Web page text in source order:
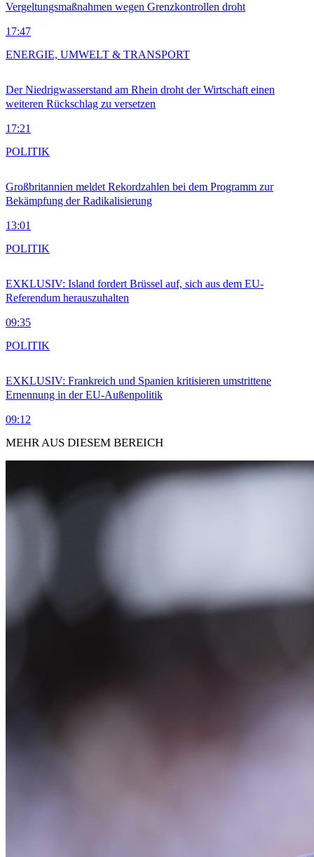
Vergeltungsmaßnahmen wegen Grenzkontrollen droht
17:47
Der Niedrigwasserstand am Rhein droht der Wirtschaft einen
weiteren Rückschlag zu versetzen
17:21
ENERGIE, UMWELT & TRANSPORT
Großbritannien meldet Rekordzahlen bei dem Programm zur
Bekämpfung der Radikalisierung
13:01
POLITIK
EXKLUSIV: Island fordert Brüssel auf, sich aus dem EU-
Referendum herauszuhalten
09:35
POLITIK
EXKLUSIV: Frankreich und Spanien kritisieren umstrittene
Ernennung in der EU-Außenpolitik
09:12
POLITIK
MEHR AUS DIESEM BEREICH